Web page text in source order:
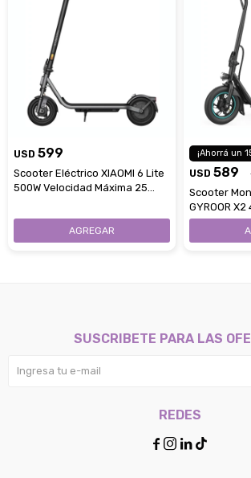
USD 599
Scooter Eléctrico XIAOMI 6 Lite
500W Velocidad Máxima 25
USD 589
Scooter
GYROOR
Hasta 30
SUSCRIBETE PARA LAS
REDES
   